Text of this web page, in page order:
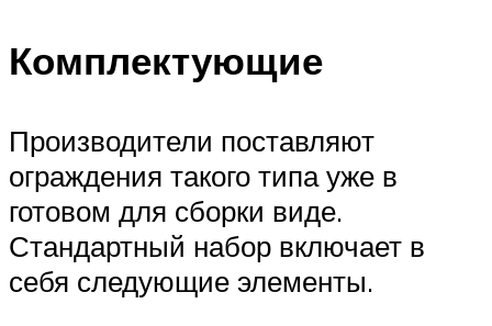
Комплектующие
Производители поставляют
ограждения такого типа уже в
готовом для сборки виде.
Стандартный набор включает в
себя следующие элементы.